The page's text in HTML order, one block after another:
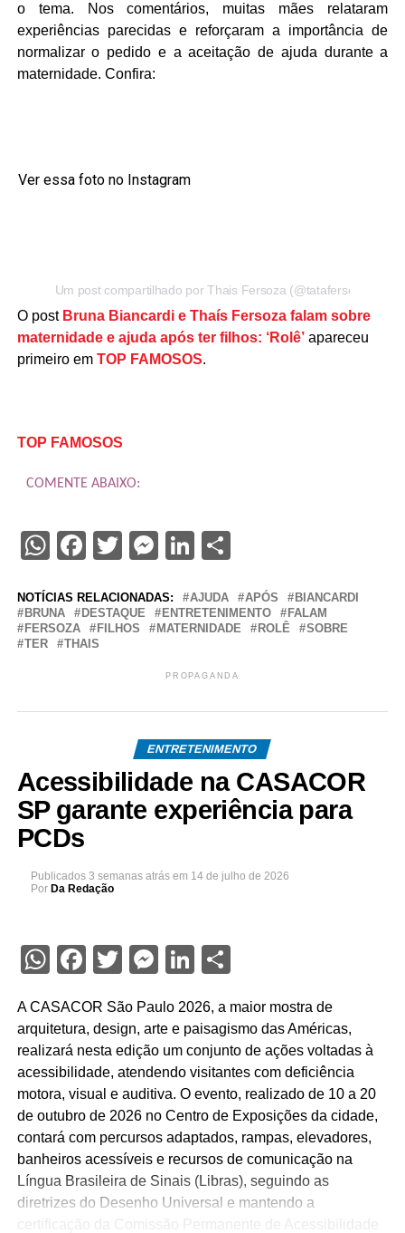
o tema. Nos comentários, muitas mães relataram
experiências parecidas e reforçaram a importância de
normalizar o pedido e a aceitação de ajuda durante a
maternidade. Confira:
Ver essa foto no Instagram
Um post compartilhado por Thais Fersoza (@tatafersoza)
O post Bruna Biancardi e Thaís Fersoza falam sobre
maternidade e ajuda após ter filhos: ‘Rolê’apareceu
primeiro em TOP FAMOSOS.
TOP FAMOSOS
COMENTE ABAIXO:
WhatsApp
Facebook
Twitter
Messenger
LinkedIn
Share
NOTÍCIAS RELACIONADAS: AJUDA APÓS
BIANCARDI
BRUNA
DESTAQUE ENTRETENIMENTO
FALAM
FERSOZA
FILHOS MATERNIDADE ROLÊ
SOBRE
TER
THAIS
PROPAGANDA
ENTRETENIMENTO
Acessibilidade na CASACOR
SP garante experiência para
PCDs
Publicados 3 semanas atrás em 14 de julho de 2026
Por Da Redação
WhatsApp
Facebook
Twitter
Messenger
LinkedIn
Share
A CASACOR São Paulo 2026, a maior mostra de
arquitetura, design, arte e paisagismo das Américas,
realizará nesta edição um conjunto de ações voltadas à
acessibilidade, atendendo visitantes com deficiência
motora, visual e auditiva. O evento, realizado de 10 a 20
de outubro de 2026 no Centro de Exposições da cidade,
contará com percursos adaptados, rampas, elevadores,
banheiros acessíveis e recursos de comunicação na
Língua Brasileira de Sinais (Libras), seguindo as
diretrizes do Desenho Universal e mantendo a